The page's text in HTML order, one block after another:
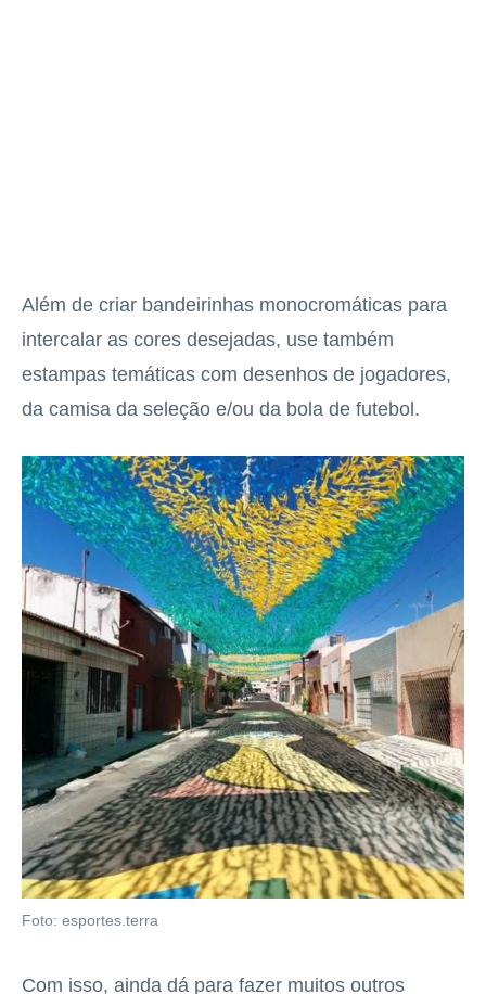
Além de criar bandeirinhas monocromáticas para
intercalar as cores desejadas, use também
estampas temáticas com desenhos de jogadores,
da camisa da seleção e/ou da bola de futebol.
Foto: esportes.terra
Com isso, ainda dá para fazer muitos outros